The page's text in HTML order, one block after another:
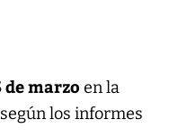
de marzo en la
los informes